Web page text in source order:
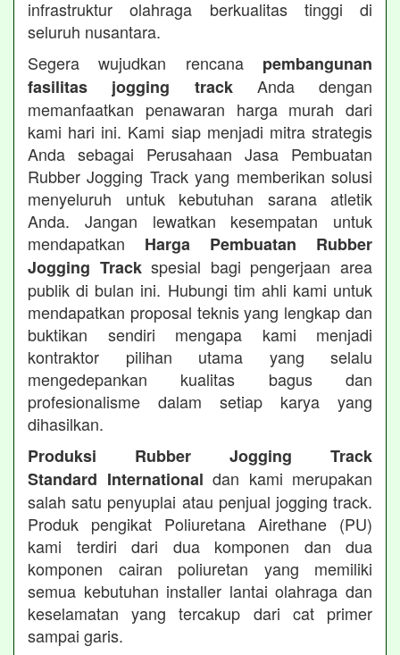
infrastruktur olahraga berkualitas tinggi di
seluruh nusantara.
Segera wujudkan rencana pembangunan
fasilitas jogging trackAnda dengan
memanfaatkan penawaran harga murah dari
kami hari ini. Kami siap menjadi mitra strategis
Anda sebagai Perusahaan Jasa Pembuatan
Rubber Jogging Track yang memberikan solusi
menyeluruh untuk kebutuhan sarana atletik
Anda. Jangan lewatkan kesempatan untuk
mendapatkan Harga Pembuatan Rubber
Jogging Trackspesial bagi pengerjaan area
publik di bulan ini. Hubungi tim ahli kami untuk
mendapatkan proposal teknis yang lengkap dan
buktikan sendiri mengapa kami menjadi
kontraktor pilihan utama yang selalu
mengedepankan kualitas bagus dan
profesionalisme dalam setiap karya yang
dihasilkan.
Produksi Rubber Jogging Track
Standard International dan kami merupakan
salah satu penyuplai atau penjual jogging track.
Produk pengikat Poliuretana Airethane (PU)
kami terdiri dari dua komponen dan dua
komponen cairan poliuretan yang memiliki
semua kebutuhan installer lantai olahraga dan
keselamatan yang tercakup dari cat primer
sampai garis.